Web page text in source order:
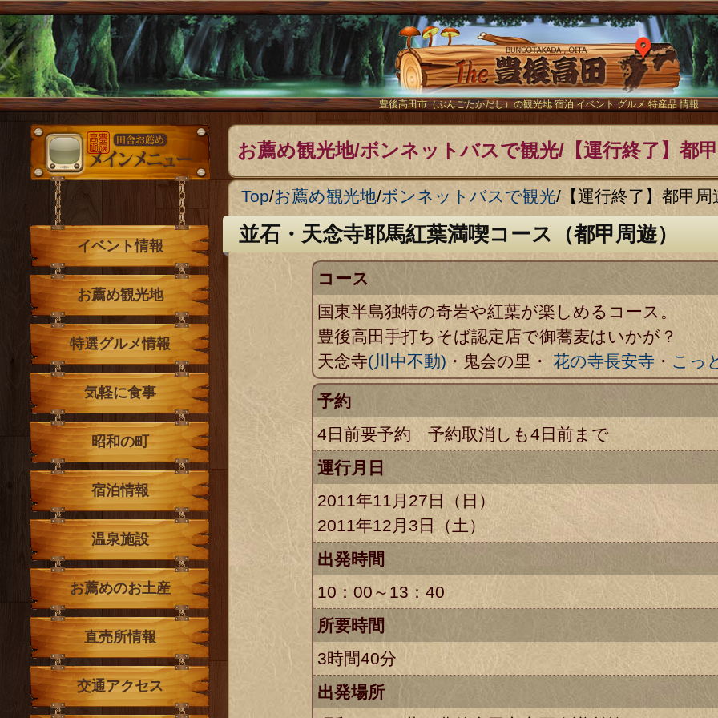
The豊後
豊後高田市（ぶんごたかだし）の観光地 宿泊 イベント グルメ 特産品 情報
お薦め観光地/ボンネットバスで観光/【運行終了】都
Top/お薦め観光地/ボンネットバスで観光/ 【運行終了】都甲周
並石・天念寺耶馬紅葉満喫コース（都甲周遊）
コース
国東半島独特の奇岩や紅葉が楽しめるコース。
豊後高田手打ちそば認定店で御蕎麦はいかが？
天念寺(川中不動)・鬼会の里・花の寺長安寺・ こっ
予約
4日前要予約 予約取消しも4日前まで
運行月日
2011年11月27日（日）
2011年12月3日（土）
出発時間
10：00～13：40
所要時間
3時間40分
出発場所
メインメニュー
イベント情報
お薦め観光地
特選グルメ情報
気軽に食事
昭和の町
宿泊情報
温泉施設
お薦めのお土産
直売所情報
交通アクセス